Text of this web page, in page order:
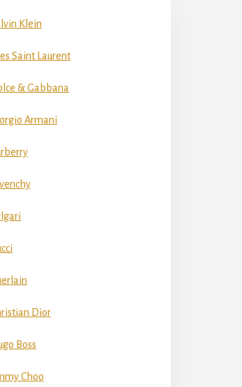
Klein
Saint Laurent
& Gabbana
Armani
Dior
Boss
Choo